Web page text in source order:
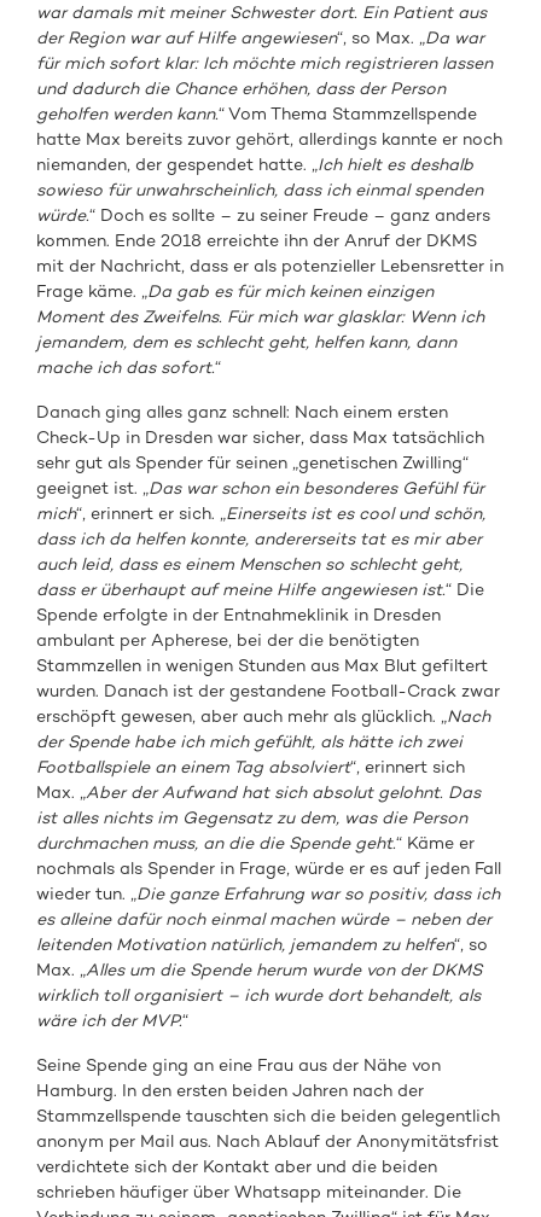
war damals mit meiner Schwester dort. Ein Patient aus
der Region war auf Hilfe angewiesen“, so Max. „Da war
für mich sofort klar: Ich möchte mich registrieren lassen
und dadurch die Chance erhöhen, dass der Person
geholfen werden kann.“ Vom Thema Stammzellspende
hatte Max bereits zuvor gehört, allerdings kannte er noch
niemanden, der gespendet hatte. „Ich hielt es deshalb
sowieso für unwahrscheinlich, dass ich einmal spenden
würde.“ Doch es sollte – zu seiner Freude – ganz anders
kommen. Ende 2018 erreichte ihn der Anruf der DKMS
mit der Nachricht, dass er als potenzieller Lebensretter in
Frage käme. „Da gab es für mich keinen einzigen
Moment des Zweifelns. Für mich war glasklar: Wenn ich
jemandem, dem es schlecht geht, helfen kann, dann
mache ich das sofort.“
Danach ging alles ganz schnell: Nach einem ersten
Check-Up in Dresden war sicher, dass Max tatsächlich
sehr gut als Spender für seinen „genetischen Zwilling“
geeignet ist. „Das war schon ein besonderes Gefühl für
mich“, erinnert er sich. „Einerseits ist es cool und schön,
dass ich da helfen konnte, andererseits tat es mir aber
auch leid, dass es einem Menschen so schlecht geht,
dass er überhaupt auf meine Hilfe angewiesen ist.“ Die
Spende erfolgte in der Entnahmeklinik in Dresden
ambulant per Apherese, bei der die benötigten
Stammzellen in wenigen Stunden aus Max Blut gefiltert
wurden. Danach ist der gestandene Football-Crack zwar
erschöpft gewesen, aber auch mehr als glücklich. „Nach
der Spende habe ich mich gefühlt, als hätte ich zwei
Footballspiele an einem Tag absolviert“, erinnert sich
Max. „Aber der Aufwand hat sich absolut gelohnt. Das
ist alles nichts im Gegensatz zu dem, was die Person
durchmachen muss, an die die Spende geht.“ Käme er
nochmals als Spender in Frage, würde er es auf jeden Fall
wieder tun. „Die ganze Erfahrung war so positiv, dass ich
es alleine dafür noch einmal machen würde – neben der
leitenden Motivation natürlich, jemandem zu helfen“, so
Max. „Alles um die Spende herum wurde von der DKMS
wirklich toll organisiert – ich wurde dort behandelt, als
wäre ich der MVP.“
Seine Spende ging an eine Frau aus der Nähe von
Hamburg. In den ersten beiden Jahren nach der
Stammzellspende tauschten sich die beiden gelegentlich
anonym per Mail aus. Nach Ablauf der Anonymitätsfrist
verdichtete sich der Kontakt aber und die beiden
schrieben häufiger über Whatsapp miteinander. Die